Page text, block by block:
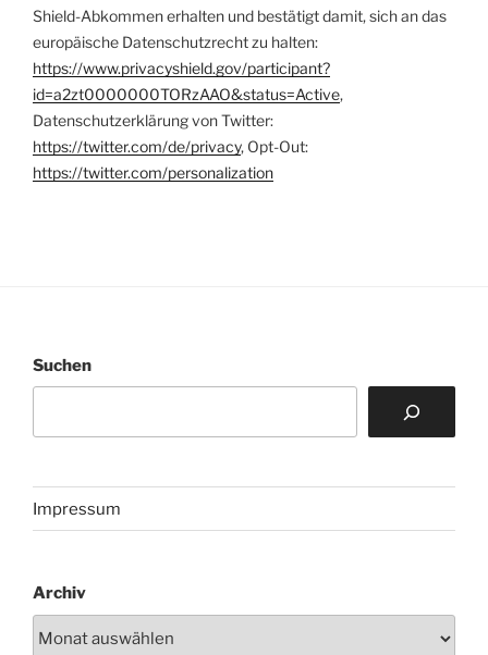
Shield-Abkommen erhalten und bestätigt damit, sich an das
europäische Datenschutzrecht zu halten:
https://www.privacyshield.gov/participant?
id=a2zt0000000TORzAAO&status=Active,
Datenschutzerklärung von Twitter:
https://twitter.com/de/privacy, Opt-Out:
https://twitter.com/personalization
Suchen
Impressum
Archiv